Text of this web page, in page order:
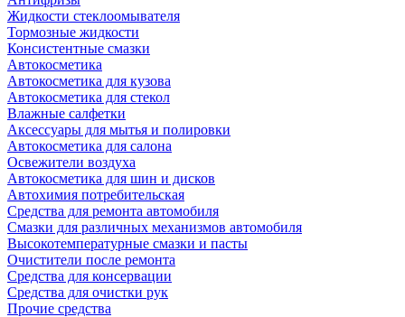
Жидкости стеклоомывателя
Тормозные жидкости
Консистентные смазки
Автокосметика
Автокосметика для кузова
Автокосметика для стекол
Влажные салфетки
Аксессуары для мытья и полировки
Автокосметика для салона
Освежители воздуха
Автокосметика для шин и дисков
Автохимия потребительская
Средства для ремонта автомобиля
Смазки для различных механизмов автомобиля
Высокотемпературные смазки и пасты
Очистители после ремонта
Средства для консервации
Средства для очистки рук
Прочие средства